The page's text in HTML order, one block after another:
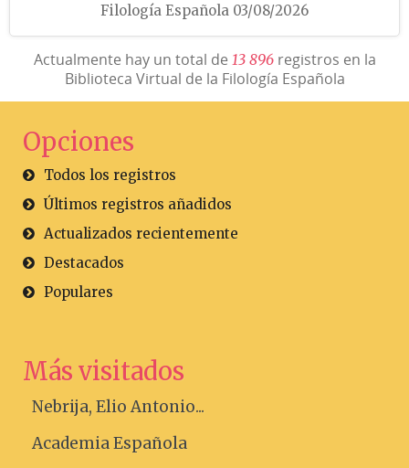
Filología Española 03/08/2026
Actualmente hay un total de 13 896registros en la
Biblioteca Virtual de la Filología Española
Opciones
Todos los registros
Últimos registros añadidos
Actualizados recientemente
Destacados
Populares
Más visitados
Nebrija, Elio Antonio...
Academia Española